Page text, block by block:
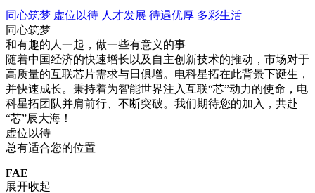
同心筑梦 虚位以待 人才发展 待遇优厚 多彩生活
同心筑梦
和有趣的人一起，做一些有意义的事
随着中国经济的快速增长以及自主创新技术的推动，市场对于
高质量的互联芯片需求与日俱增。电科星拓在此背景下诞生，
并快速成长。秉持着为智能世界注入互联“芯”动力的使命，电
科星拓团队并肩前行、不断突破。我们期待您的加入，共赴
“芯”辰大海！
虚位以待
总有适合您的位置
FAE
展开收起